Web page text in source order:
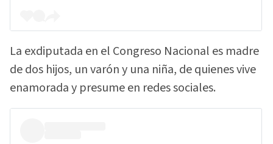
La exdiputada en el Congreso Nacional es madre
de dos hijos, un varón y una niña, de quienes vive
enamorada y presume en redes sociales.